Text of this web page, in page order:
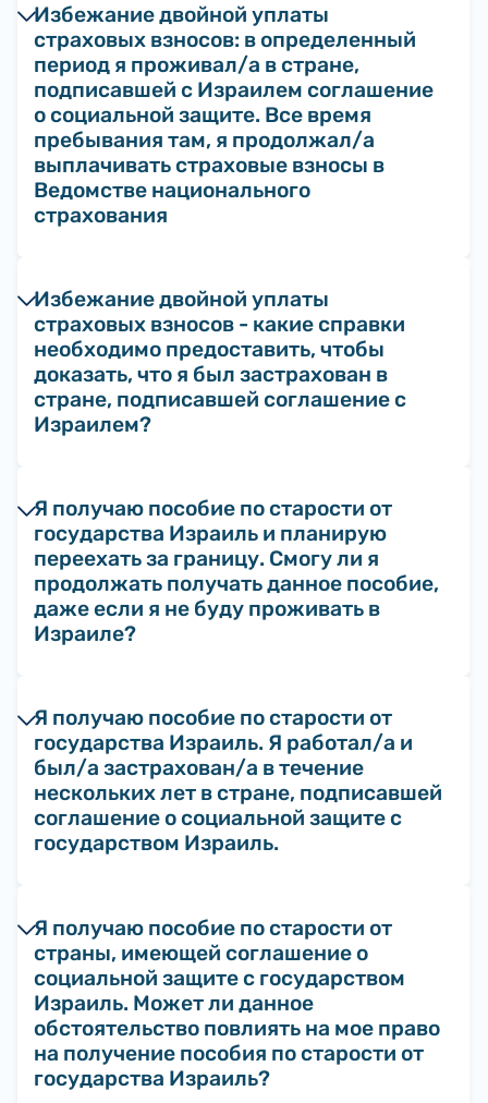
Избежание двойной уплаты
страховых взносов: в определенный
период я проживал/а в стране,
подписавшей с Израилем соглашение
о социальной защите. Все время
пребывания там, я продолжал/а
выплачивать страховые взносы в
Ведомстве национального
страхования
Избежание двойной уплаты
страховых взносов - какие справки
необходимо предоставить, чтобы
доказать, что я был застрахован в
стране, подписавшей соглашение с
Израилем?
Я получаю пособие по старости от
государства Израиль и планирую
переехать за границу. Смогу ли я
продолжать получать данное пособие,
даже если я не буду проживать в
Израиле?
Я получаю пособие по старости от
государства Израиль. Я работал/а и
был/а застрахован/а в течение
нескольких лет в стране, подписавшей
соглашение о социальной защите с
государством Израиль.
Я получаю пособие по старости от
страны, имеющей соглашение о
социальной защите с государством
Израиль. Может ли данное
обстоятельство повлиять на мое право
на получение пособия по старости от
государства Израиль?